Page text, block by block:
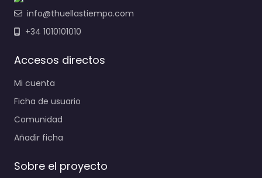
info@thuellastiempo.com
+34 1010101010
Accesos directos
Mi cuenta
Ficha de usuario
Comunidad
Añadir ficha
Sobre el proyecto